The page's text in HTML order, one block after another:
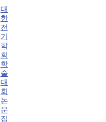
대
한
전
기
학
회
학
술
대
회
논
문
집